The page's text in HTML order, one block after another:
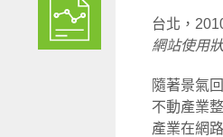
台北，
網站使用
隨著景氣
不動產業
產業在網